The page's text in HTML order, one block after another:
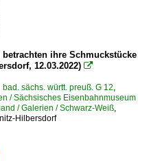
ihre Schmuckstücke
12.03.2022) 
sächs. württ. preuß. G 12,
/ Sächsisches Eisenbahnmuseum
/ Galerien / Schwarz-Weiß,
Hilbersdorf